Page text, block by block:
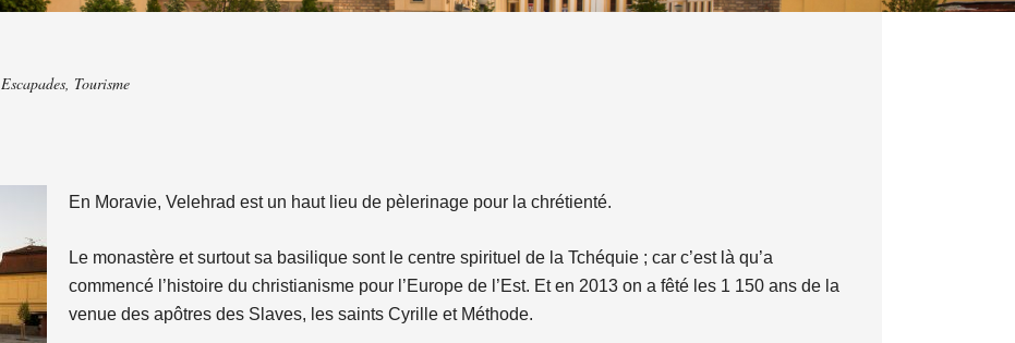
Escapades, Tourisme
En Moravie, Velehrad est un haut lieu de pèlerinage pour la chrétienté.
Le monastère et surtout sa basilique sont le centre spirituel de la Tchéquie ; car c’est là qu’a
commencé l’histoire du christianisme pour l’Europe de l’Est. Et en 2013 on a fêté les 1 150 ans de la
venue des apôtres des Slaves, les saints Cyrille et Méthode.